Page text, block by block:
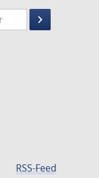
1721
keyboard_arrow_right
Suche
RSS-Feed